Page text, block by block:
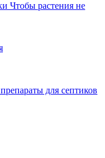
Чтобы растения не
для септиков